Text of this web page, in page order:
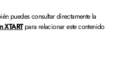
puedes consultar directamente la
XTARTpara relacionar este contenido